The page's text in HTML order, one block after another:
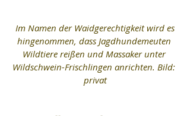
hingenommen, dass Jagdhundemeuten
Wildtiere reißen und Massaker unter
Wildschwein-Frischlingen anrichten. Bild:
privat